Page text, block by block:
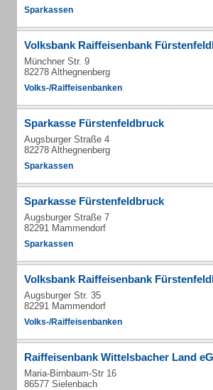
Sparkassen
Volksbank Raiffeisenbank
Münchner Str. 9
82278 Althegnenberg
Volks-/Raiffeisenbanken
Sparkasse Fürstenfeldbruck
Augsburger Straße 4
82278 Althegnenberg
Sparkassen
Sparkasse Fürstenfeldbruck
Augsburger Straße 7
82291 Mammendorf
Sparkassen
Volksbank Raiffeisenbank
Augsburger Str. 35
82291 Mammendorf
Volks-/Raiffeisenbanken
Raiffeisenbank Wittelsbacher Land eG
Maria-Birnbaum-Str 16
86577 Sielenbach